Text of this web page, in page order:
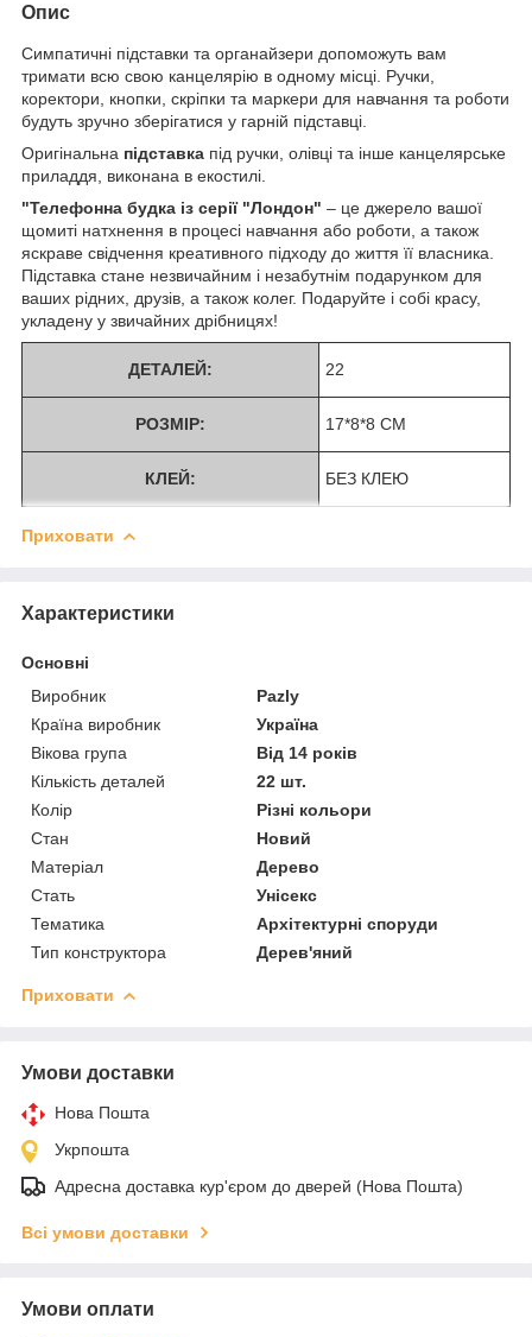
Опис
Симпатичні підставки та органайзери допоможуть вам
тримати всю свою канцелярію в одному місці. Ручки,
коректори, кнопки, скріпки та маркери для навчання та роботи
будуть зручно зберігатися у гарній підставці.
Оригінальна підставка під ручки, олівці та інше канцелярське
приладдя, виконана в екостилі.
"Телефонна будка із серії "Лондон" – це джерело вашої
щомиті натхнення в процесі навчання або роботи, а також
яскраве свідчення креативного підходу до життя її власника.
Підставка стане незвичайним і незабутнім подарунком для
ваших рідних, друзів, а також колег. Подаруйте і собі красу,
укладену у звичайних дрібницях!
ДЕТАЛЕЙ: 22
РОЗМІР: 17*8*8 СМ
КЛЕЙ: БЕЗ КЛЕЮ
Приховати
Характеристики
Основні
Виробник
Pazly
Країна виробник
Україна
Вікова група
Від 14 років
Кількість деталей
22 шт.
Колір
Різні кольори
Стан
Новий
Матеріал
Дерево
Стать
Унісекс
Тематика
Архітектурні споруди
Тип конструктора
Дерев'яний
Приховати
Умови доставки
Нова Пошта
Укрпошта
Адресна доставка кур'єром до дверей (Нова Пошта)
Всі умови доставки
Умови оплати